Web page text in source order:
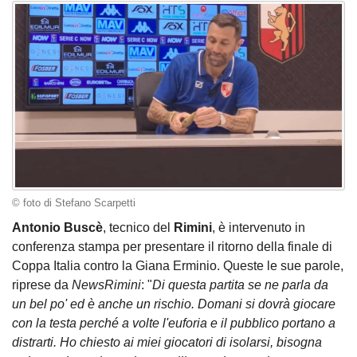
© foto di Stefano Scarpetti
Antonio Buscè, tecnico del Rimini, è intervenuto in
conferenza stampa per presentare il ritorno della finale di
Coppa Italia contro la Giana Erminio. Queste le sue parole,
riprese da NewsRimini: "Di questa partita se ne parla da
un bel po' ed è anche un rischio. Domani si dovrà giocare
con la testa perché a volte l'euforia e il pubblico portano a
distrarti. Ho chiesto ai miei giocatori di isolarsi, bisogna